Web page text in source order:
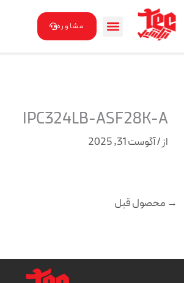
محتوا
مشاوره
IPC324LB-ASF28K-A
از/آگوست 31, 2025
→ محصول قبل